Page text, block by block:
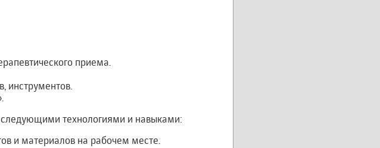
приема.
инструментов.
следующими технологиями и навыками:
и материалов на рабочем месте.